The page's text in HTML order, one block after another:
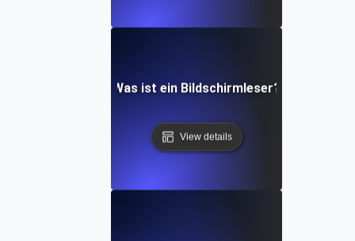
Was ist ein Bildschirmleser?
View details